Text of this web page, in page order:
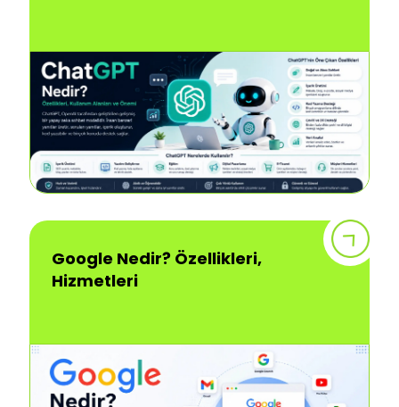
Google Nedir? Özellikleri,
Hizmetleri